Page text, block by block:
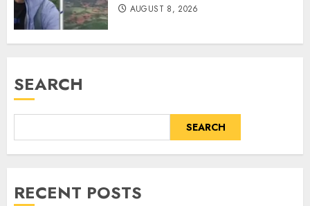
AUGUST 8, 2026
SEARCH
SEARCH
RECENT POSTS